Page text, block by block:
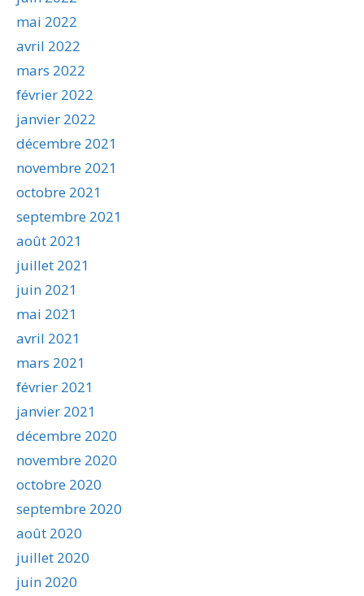
mai 2022
avril 2022
mars 2022
février 2022
janvier 2022
décembre 2021
novembre 2021
octobre 2021
septembre 2021
août 2021
juillet 2021
juin 2021
mai 2021
avril 2021
mars 2021
février 2021
janvier 2021
décembre 2020
novembre 2020
octobre 2020
septembre 2020
août 2020
juillet 2020
juin 2020